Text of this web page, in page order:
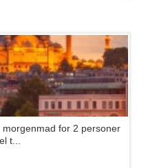
for 2 personer
t...